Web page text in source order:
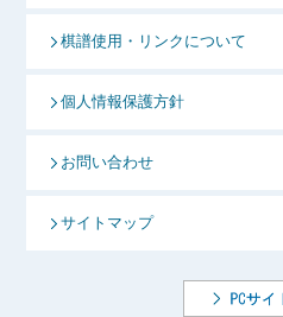
棋譜使用・リンクについて
個人情報保護方針
お問い合わせ
サイトマップ